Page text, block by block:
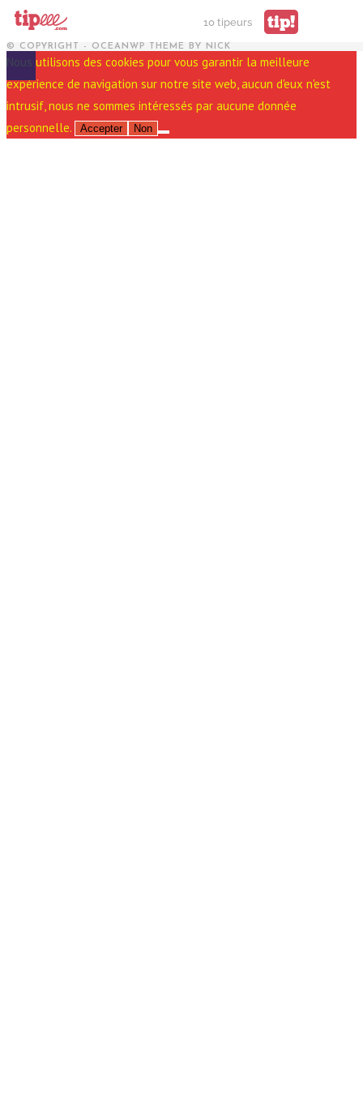
10 tipeurs tip!
© COPYRIGHT - OCEANWP THEME BY NICK
Nous utilisons des cookies pour vous garantir la meilleure
expérience de navigation sur notre site web, aucun d'eux n'est
intrusif, nous ne sommes intéressés par aucune donnée
personnelle.
Accepter Non